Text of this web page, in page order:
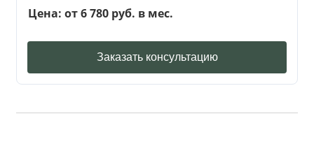
Цена: от 6 780 руб. в мес.
Заказать консультацию